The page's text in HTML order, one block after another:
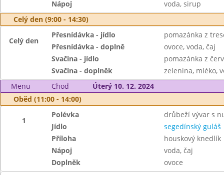
Nápoj
voda, sirup
Celý den (9:00 - 14:30)
Celý den
Přesnídávka - jídlo
pomazánka z
Přesnídávka - doplně
ovoce, voda, čaj
Svačina - jídlo
pomazánka z
Svačina - doplněk
zelenina, mléko,
Menu
Chod
Úterý 10. 12. 2024
Oběd (11:00 - 14:00)
1
Polévka
drůbeží vývar s
Jídlo
segedínský guláš
Příloha
houskový knedlík
Nápoj
voda, čaj
Doplněk
ovoce